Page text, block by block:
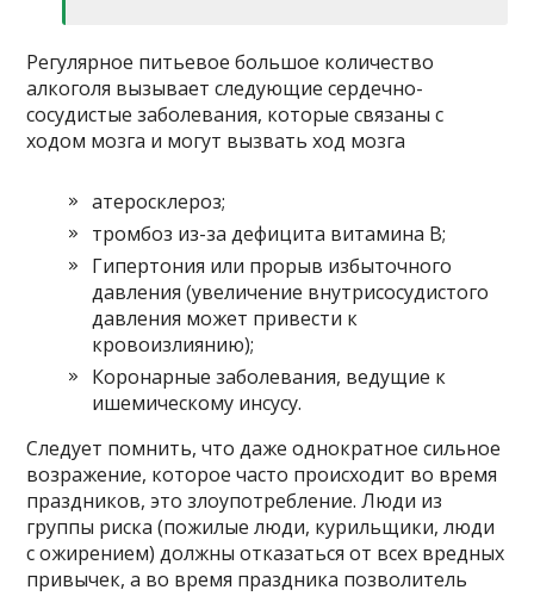
Регулярное питьевое большое количество
алкоголя вызывает следующие сердечно-
сосудистые заболевания, которые связаны с
ходом мозга и могут вызвать ход мозга
атеросклероз;
тромбоз из-за дефицита витамина В;
Гипертония или прорыв избыточного
давления (увеличение внутрисосудистого
давления может привести к
кровоизлиянию);
Коронарные заболевания, ведущие к
ишемическому инсусу.
Следует помнить, что даже однократное сильное
возражение, которое часто происходит во время
праздников, это злоупотребление. Люди из
группы риска (пожилые люди, курильщики, люди
с ожирением) должны отказаться от всех вредных
привычек, а во время праздника позволитель